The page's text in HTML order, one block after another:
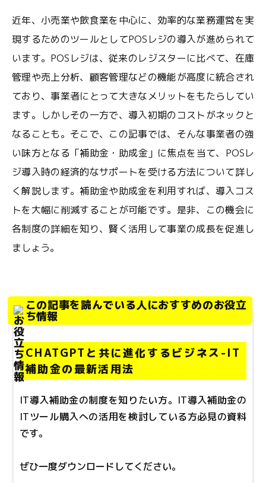
近年、小売業や飲食業を中心に、効率的な業務運営を実
現するためのツールとしてPOSレジの導入が進められて
います。POSレジは、従来のレジスターに比べて、在庫
管理や売上分析、顧客管理などの機能が高度に統合され
ており、事業者にとって大きなメリットをもたらしてい
ます。しかしその一方で、導入初期のコストがネックと
なることも。そこで、この記事では、そんな事業者の強
い味方となる「補助金・助成金」に焦点を当て、POSレ
ジ導入時の経済的なサポートを受ける方法について詳し
く解説します。補助金や助成金を利用すれば、導入コス
トを大幅に削減することが可能です。是非、この機会に
各制度の詳細を知り、賢く活用して事業の成長を促進し
ましょう。
この記事を読んでいる人におすすめのお役立
ち情報
CHATGPTと共に進化するビジネス-IT
補助金の最新活用法
IT導入補助金の制度を知りたい方。IT導入補助金の
ITツール購入への活用を検討している方必見の資料
です。
ぜひ一度ダウンロードしてください。